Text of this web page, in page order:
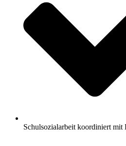
Schulsozialarbeit koordiniert mit